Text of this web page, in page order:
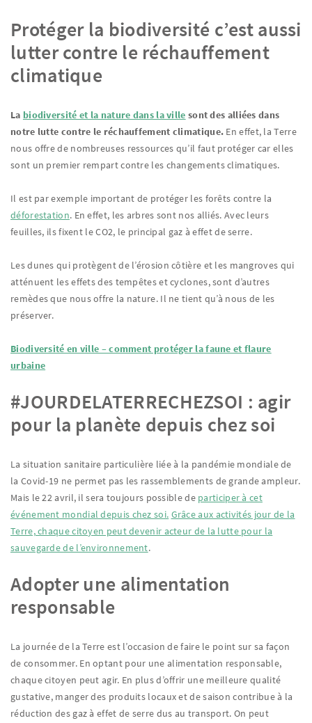
Protéger la biodiversité c’est aussi
lutter contre le réchauffement
climatique
La biodiversité et la nature dans la ville sont des alliées dans
notre lutte contre le réchauffement climatique. En effet, la Terre
nous offre de nombreuses ressources qu’il faut protéger car elles
sont un premier rempart contre les changements climatiques.
Il est par exemple important de protéger les forêts contre la
déforestation. En effet, les arbres sont nos alliés. Avec leurs
feuilles, ils fixent le CO2, le principal gaz à effet de serre.
Les dunes qui protègent de l’érosion côtière et les mangroves qui
atténuent les effets des tempêtes et cyclones, sont d’autres
remèdes que nous offre la nature. Il ne tient qu’à nous de les
préserver.
Biodiversité en ville – comment protéger la faune et flaure
urbaine
#JOURDELATERRECHEZSOI : agir
pour la planète depuis chez soi
La situation sanitaire particulière liée à la pandémie mondiale de
la Covid-19 ne permet pas les rassemblements de grande ampleur.
Mais le 22 avril, il sera toujours possible de participer à cet
événement mondial depuis chez soi. Grâce aux activités jour de la
Terre, chaque citoyen peut devenir acteur de la lutte pour la
sauvegarde de l’environnement.
Adopter une alimentation
responsable
La journée de la Terre est l’occasion de faire le point sur sa façon
de consommer. En optant pour une alimentation responsable,
chaque citoyen peut agir. En plus d’offrir une meilleure qualité
gustative, manger des produits locaux et de saison contribue à la
réduction des gaz à effet de serre dus au transport. On peut